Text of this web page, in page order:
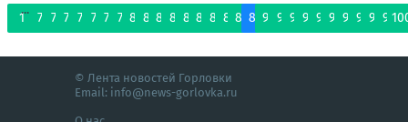
1
...
73 74 75 76 77 78 79 80818283 848586 87888990 91 92 93 94 95 96 97 98 99
© Лента новостей Горловки
Email: info@news-gorlovka.ru